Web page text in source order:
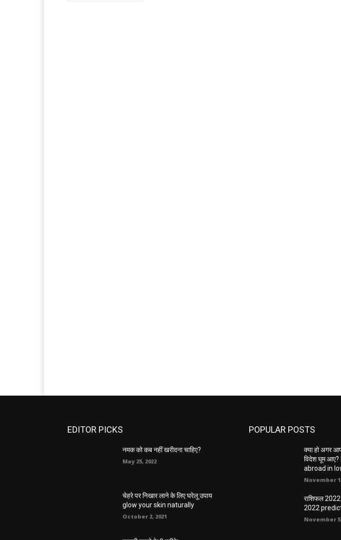
EDITOR PICKS
नमक को कब नहीं खरीदना चाहिए?
May 25, 2022
चेहरे पर निखार लाने के लिए घरेलू उपाय
glow your skin naturally
October 2, 2021
POPULAR POSTS
क्या हो अगर
विदेश घूम
abroad in
November
राशिफल
2022
November 5,